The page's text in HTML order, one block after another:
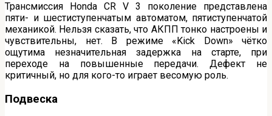
Трансмиссия Honda CR V 3 поколение представлена
пяти- и шестиступенчатым автоматом, пятиступенчатой
механикой. Нельзя сказать, что АКПП тонко настроены и
чувствительны, нет. В режиме «Kick Down» чётко
ощутима незначительная задержка на старте, при
переходе на повышенные передачи. Дефект не
критичный, но для кого-то играет весомую роль.
Подвеска